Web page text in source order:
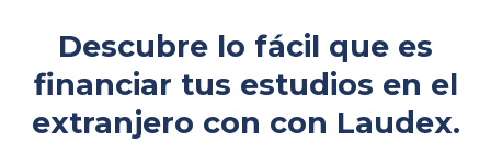
Descubre lo fácil que es
financiar tus estudios en el
extranjero con con Laudex.